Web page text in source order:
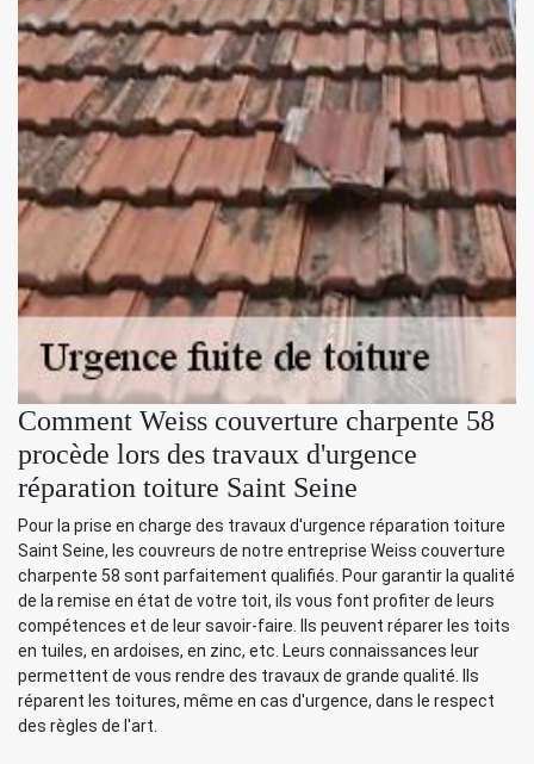
Comment Weiss couverture charpente 58
procède lors des travaux d'urgence
réparation toiture Saint Seine
Pour la prise en charge des travaux d'urgence réparation toiture
Saint Seine, les couvreurs de notre entreprise Weiss couverture
charpente 58 sont parfaitement qualifiés. Pour garantir la qualité
de la remise en état de votre toit, ils vous font profiter de leurs
compétences et de leur savoir-faire. Ils peuvent réparer les toits
en tuiles, en ardoises, en zinc, etc. Leurs connaissances leur
permettent de vous rendre des travaux de grande qualité. Ils
réparent les toitures, même en cas d'urgence, dans le respect
des règles de l'art.